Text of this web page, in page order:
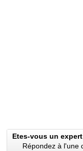
Etes-vous un
Répondez à l'une